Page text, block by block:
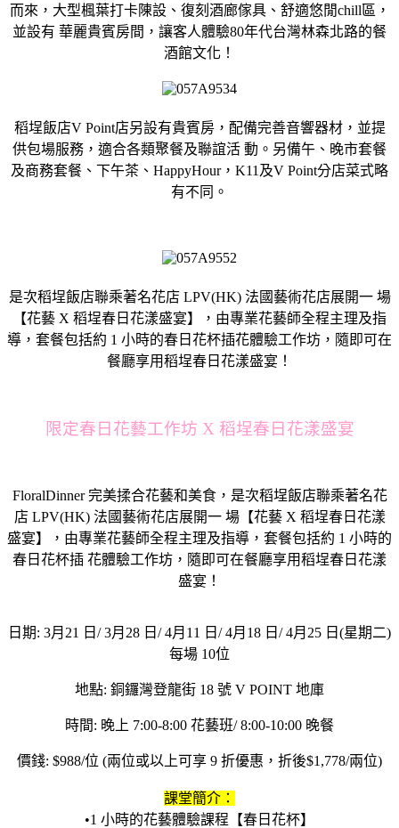
而來，大型楓葉打卡陳設、復刻酒廊傢具、舒適悠閒chill區，
並設有 華麗貴賓房間，讓客人體驗80年代台灣林森北路的餐
酒館文化！
稻埕飯店V Point店另設有貴賓房，配備完善音響器材，並提
供包場服務，適合各類聚餐及聯誼活 動。另備午、晚市套餐
及商務套餐、下午茶、HappyHour，K11及V Point分店菜式略
有不同。
是次稻埕飯店聯乘著名花店 LPV(HK) 法國藝術花店展開一 場
【花藝 X 稻埕春日花漾盛宴】，由專業花藝師全程主理及指
導，套餐包括約 1 小時的春日花杯插花體驗工作坊，隨即可在
餐廳享用稻埕春日花漾盛宴！
限定春日花藝工作坊 X 稻埕春日花漾盛宴
FloralDinner 完美揉合花藝和美食，是次稻埕飯店聯乘著名花
店 LPV(HK) 法國藝術花店展開一 場【花藝 X 稻埕春日花漾
盛宴】，由專業花藝師全程主理及指導，套餐包括約 1 小時的
春日花杯插 花體驗工作坊，隨即可在餐廳享用稻埕春日花漾
盛宴！
日期: 3月21 日/ 3月28 日/ 4月11 日/ 4月18 日/ 4月25 日(星期二)
每場 10位
地點: 銅鑼灣登龍街 18 號 V POINT 地庫
時間: 晚上 7:00-8:00 花藝班/ 8:00-10:00 晚餐
價錢: $988/位 (兩位或以上可享 9 折優惠，折後$1,778/兩位)
課堂簡介：
•1 小時的花藝體驗課程【春日花杯】